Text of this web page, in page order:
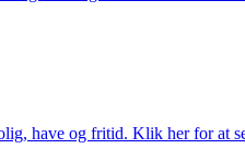
have og fritid. Klik her for at